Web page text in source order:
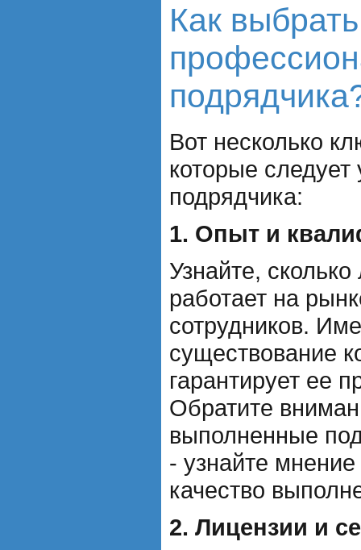
Как выбрать
Вот несколько
которые
подрядчика:
1. Опыт и
Узнайте,
работает на
сотрудников.
существование
гарантирует ее
Обратите
выполненные
- узнайте мнение
качество
2. Лицензии и